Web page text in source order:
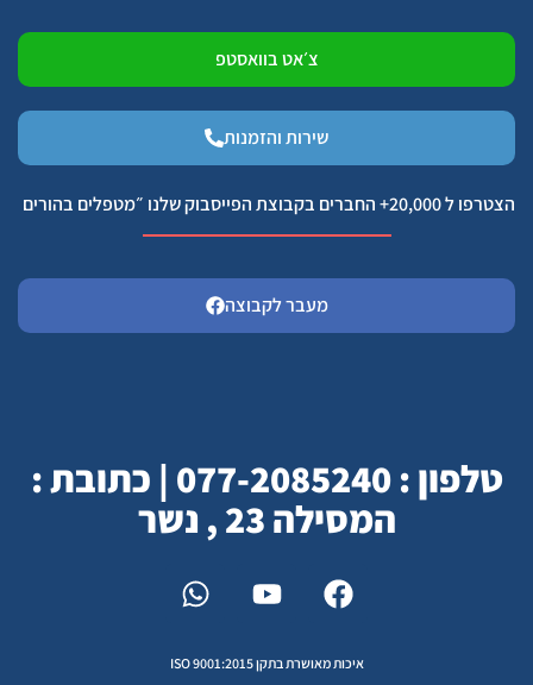
צ׳אט בוואסטפ
שירות והזמנות
הצטרפו ל 20,000+ החברים בקבוצת הפייסבוק שלנו ״מטפלים בהורים
מעבר לקבוצה
טלפון : 077-2085240 | כתובת :
המסילה 23 , נשר
איכות מאושרת בתקן ISO 9001:2015